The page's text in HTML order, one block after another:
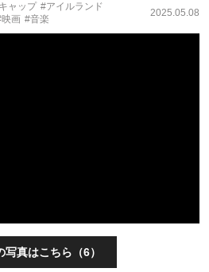
ャップ #アイルランド
画 #音楽
2025.05.08
写真はこちら（6）